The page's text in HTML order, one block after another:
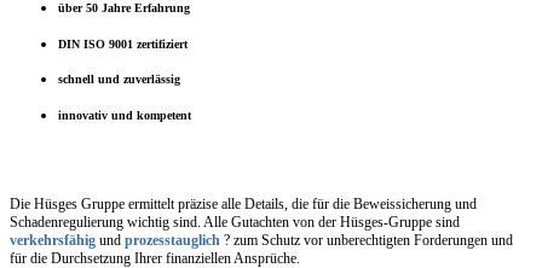
über 50 Jahre Erfahrung
DIN ISO 9001 zertifiziert
schnell und zuverlässig
innovativ und kompetent
Die Hüsges Gruppe ermittelt präzise alle Details, die für die Beweissicherung und
Schadenregulierung wichtig sind. Alle Gutachten von der Hüsges-Gruppe sind
verkehrsfähig und prozesstauglich ? zum Schutz vor unberechtigten Forderungen und
für die Durchsetzung Ihrer finanziellen Ansprüche.